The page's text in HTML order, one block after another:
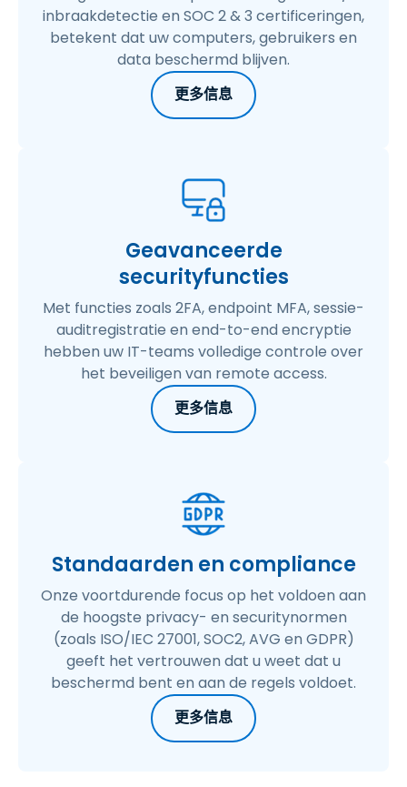
inbraakdetectie en SOC 2 & 3 certificeringen,
betekent dat uw computers, gebruikers en
data beschermd blijven.
更多信息
Geavanceerde
securityfuncties
Met functies zoals 2FA, endpoint MFA, sessie-
auditregistratie en end-to-end encryptie
hebben uw IT-teams volledige controle over
het beveiligen van remote access.
更多信息
Standaarden en compliance
Onze voortdurende focus op het voldoen aan
de hoogste privacy- en securitynormen
(zoals ISO/IEC 27001, SOC2, AVG en GDPR)
geeft het vertrouwen dat u weet dat u
beschermd bent en aan de regels voldoet.
更多信息